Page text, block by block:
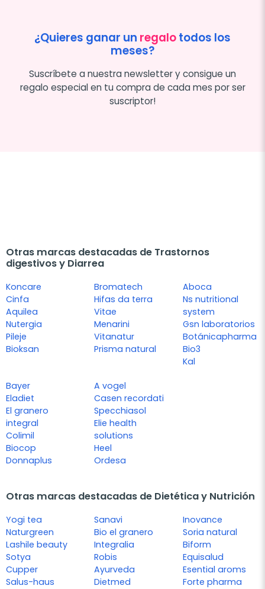
¿Quieres ganar un regalotodos los
meses?
Suscríbete a nuestra newsletter y consigue un
regalo especial en tu compra de cada mes por ser
suscriptor!
Otras marcas destacadas de Trastornos
digestivos y Diarrea
Koncare
Cinfa
Aquilea
Nutergia
Pileje
Bioksan
Bromatech
Hifas da terra
Vitae
Menarini
Vitanatur
Prisma natural
Aboca
Ns nutritional
system
Gsn laboratorios
Botánicapharma
Bio3
Kal
Bayer
Eladiet
El granero
integral
Colimil
Biocop
Donnaplus
A vogel
Casen recordati
Specchiasol
Elie health
solutions
Heel
Ordesa
Otras marcas destacadas de Dietética y Nutrición
Yogi tea
Naturgreen
Lashile beauty
Sotya
Cupper
Salus-haus
Sanavi
Bio el granero
Integralia
Robis
Ayurveda
Dietmed
Inovance
Soria natural
Biform
Equisalud
Esential aroms
Forte pharma